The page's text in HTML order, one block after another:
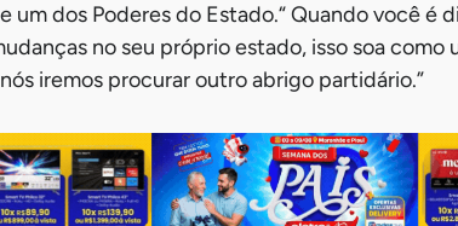
um dos Poderes do Estado.“ Quando você é
no seu próprio estado, isso soa
iremos procurar outro abrigo partidário.”